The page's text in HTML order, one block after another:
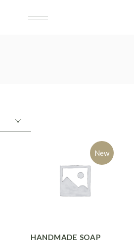
New
HANDMADE SOAP